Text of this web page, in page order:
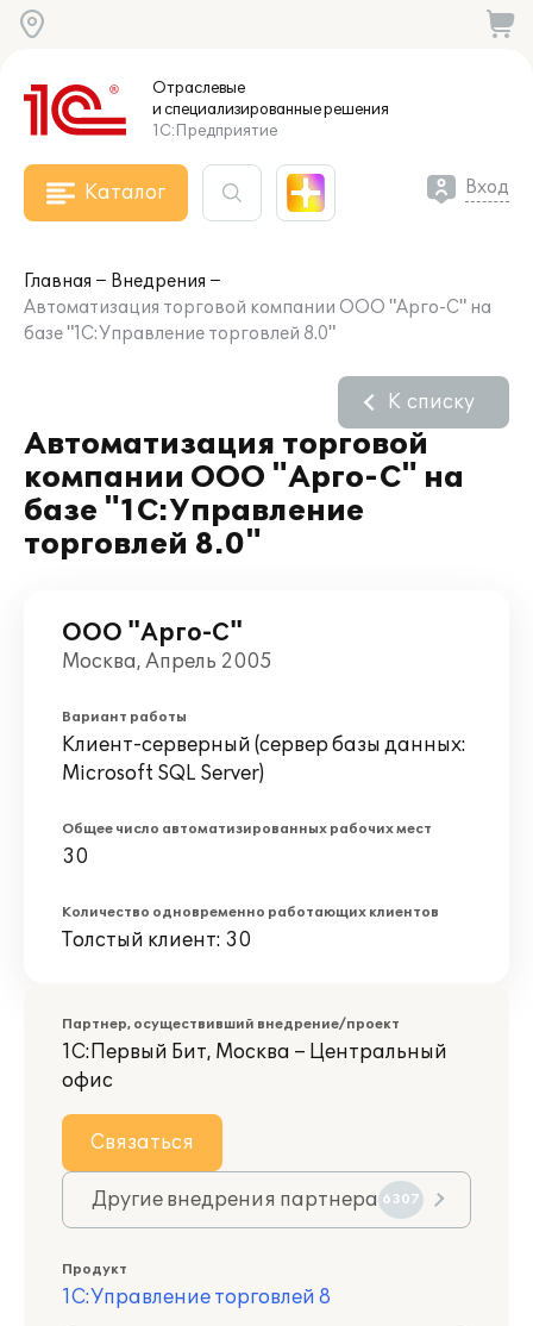
Отраслевые
и специализированныерешения
1С:Предприятие
Каталог Вход
Главная
Внедрения
Автоматизация торговой компании ООО "Арго-С" на
базе "1С:Управление торговлей 8.0"
Автоматизация торговой
компании ООО "Арго-С" на
базе "1С:Управление
торговлей 8.0"
К списку
ООО "Арго-С"
Москва, Апрель 2005
Вариант работы
Клиент-серверный (сервер базы данных:
Microsoft SQL Server)
Общее число автоматизированных рабочих мест
30
Количество одновременно работающих клиентов
Толстый клиент: 30
Партнер, осуществивший внедрение/проект
1С:Первый Бит, Москва – Центральный
офис
Связаться
Другие внедрения партнера 6307
Продукт
1С:Управление торговлей 8